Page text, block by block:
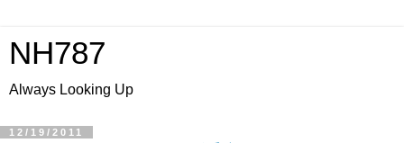
NH787
Always Looking Up
12/19/2011